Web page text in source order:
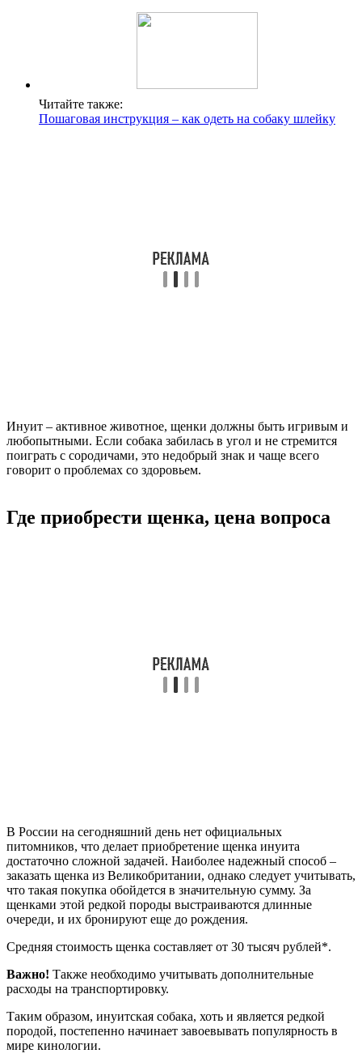
Читайте также:
Пошаговая инструкция – как одеть на собаку шлейку
Инуит – активное животное, щенки должны быть игривым и
любопытными. Если собака забилась в угол и не стремится
поиграть с сородичами, это недобрый знак и чаще всего
говорит о проблемах со здоровьем.
Где приобрести щенка, цена вопроса
В России на сегодняшний день нет официальных
питомников, что делает приобретение щенка инуита
достаточно сложной задачей. Наиболее надежный способ –
заказать щенка из Великобритании, однако следует учитывать,
что такая покупка обойдется в значительную сумму. За
щенками этой редкой породы выстраиваются длинные
очереди, и их бронируют еще до рождения.
Средняя стоимость щенка составляет от 30 тысяч рублей*.
Важно! Также необходимо учитывать дополнительные
расходы на транспортировку.
Таким образом, инуитская собака, хоть и является редкой
породой, постепенно начинает завоевывать популярность в
мире кинологии.